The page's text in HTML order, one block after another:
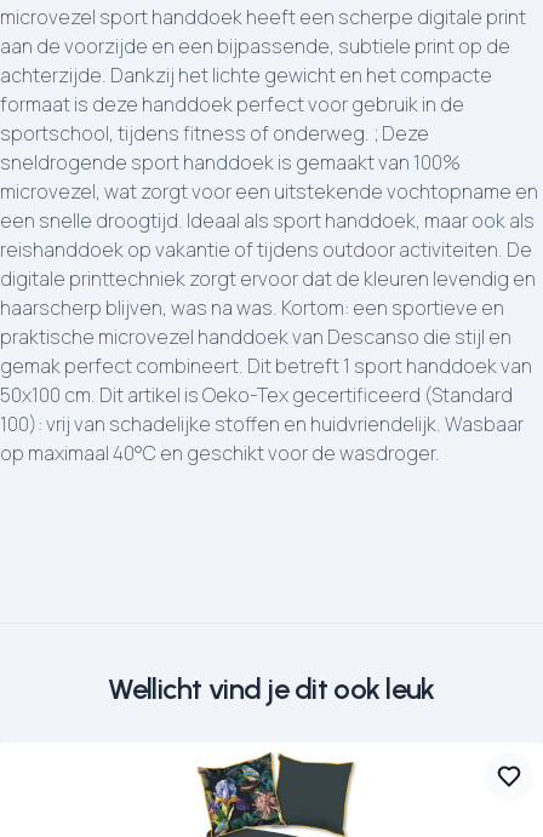
microvezel sport handdoek heeft een scherpe digitale print
aan de voorzijde en een bijpassende, subtiele print op de
achterzijde. Dankzij het lichte gewicht en het compacte
formaat is deze handdoek perfect voor gebruik in de
sportschool, tijdens fitness of onderweg. ; Deze
sneldrogende sport handdoek is gemaakt van 100%
microvezel, wat zorgt voor een uitstekende vochtopname en
een snelle droogtijd. Ideaal als sport handdoek, maar ook als
reishanddoek op vakantie of tijdens outdoor activiteiten. De
digitale printtechniek zorgt ervoor dat de kleuren levendig en
haarscherp blijven, was na was. Kortom: een sportieve en
praktische microvezel handdoek van Descanso die stijl en
gemak perfect combineert. Dit betreft 1 sport handdoek van
50x100 cm. Dit artikel is Oeko-Tex gecertificeerd (Standard
100): vrij van schadelijke stoffen en huidvriendelijk. Wasbaar
op maximaal 40°C en geschikt voor de wasdroger.
Wellicht vind je dit ook leuk